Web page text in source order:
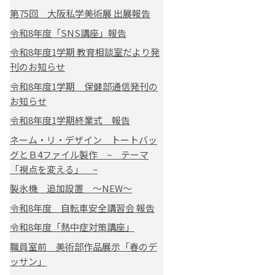
第75回 大阪私学美術展 出展報告
令和8年度「SNS講座」報告
令和8年度1学期 教育相談室だより発
刊のお知らせ
令和8年度1学期 保健部通信発刊の
お知らせ
令和8年度1学期終業式 報告
ネーム・リ・デザイン トートバッ
グとＢ4ファイル製作 ~ テーマ
「視点を変える」 ~
製氷機 追加設置 ～NEW～
令和8年度 自転車安全講習会 報告
令和8年度「熱中症対策講座」
職員室前 美術部作品展示「春のデ
ッサン」